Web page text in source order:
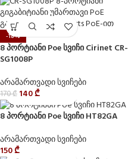
-18%
8 პორტიანი Poe სვიჩი Cirinet CR-
SG1008P
არამართვადი სვიჩები
170₾ 140₾
8 პორტიანი Poe სვიჩი HT82GA
არამართვადი სვიჩები
150₾